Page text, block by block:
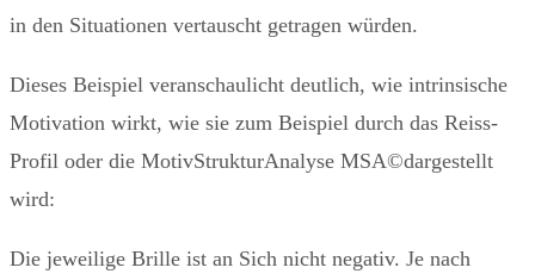
in den Situationen vertauscht getragen würden.
Dieses Beispiel veranschaulicht deutlich, wie intrinsische
Motivation wirkt, wie sie zum Beispiel durch das Reiss-
Profil oder die MotivStrukturAnalyse MSA©dargestellt
wird:
Die jeweilige Brille ist an Sich nicht negativ. Je nach